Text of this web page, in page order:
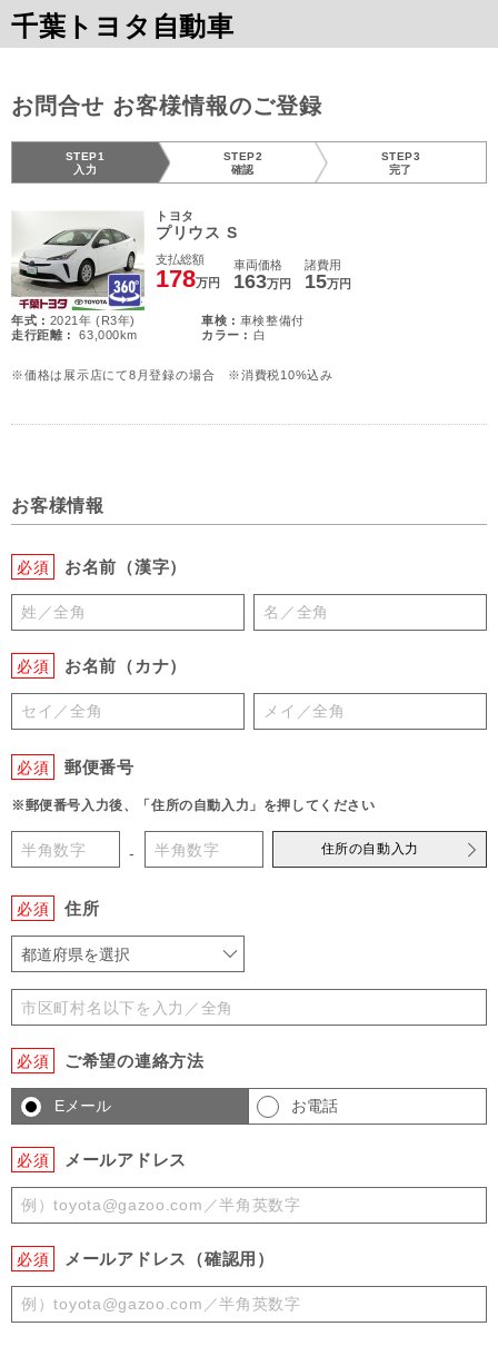
千葉トヨタ自動車
お問合せ お客様情報のご登録
STEP1
入力
STEP2
確認
STEP3
完了
トヨタ
プリウス S
支払総額
178万円
車両価格
163万円
諸費用
15万円
年式 : 2021年 (R3年) 車検 : 車検整備付
走行距離 :
63,000km カラー : 白
※価格は展示店にて8月登録の場合 ※消費税10%込み
お客様情報
必須 お名前（漢字）
必須 お名前（カナ）
必須 郵便番号
※郵便番号入力後、「住所の自動入力」を押してください
- 住所の自動入力
必須 住所
都道府県を選択
必須 ご希望の連絡方法
Eメール お電話
必須 メールアドレス
必須 メールアドレス（確認用）